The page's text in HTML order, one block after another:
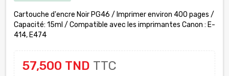
Cartouche d'encre Noir PG46 / Imprimer environ 400 pages /
Capacité: 15ml / Compatible avec les imprimantes Canon : E-
414, E474
57,500 TND TTC